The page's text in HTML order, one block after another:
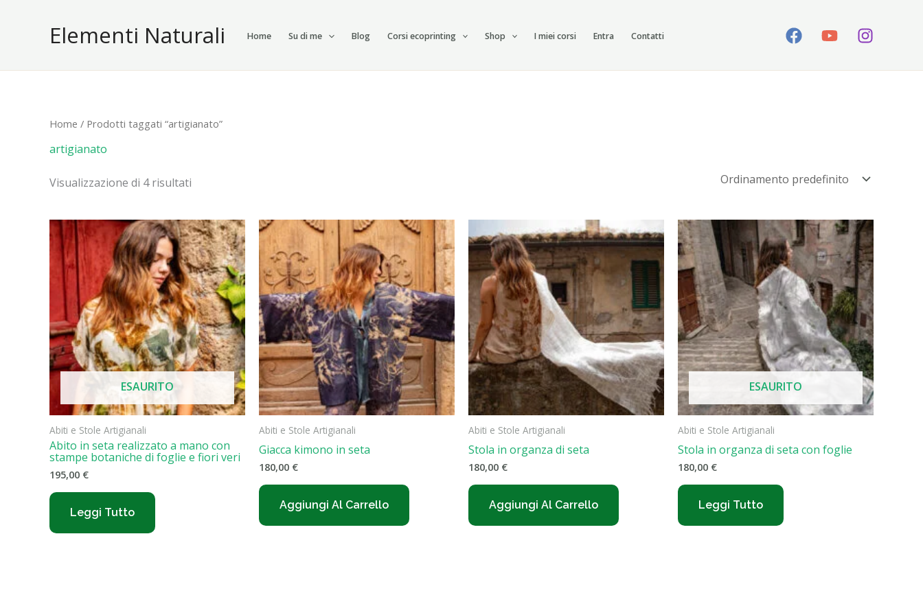
Elementi Naturali Home Su di me Blog Corsi ecoprinting Shop I miei corsi Entra Contatti
Home / Prodotti taggati “artigianato”
artigianato
Visualizzazione di 4 risultati
ESAURITO
Abiti e Stole Artigianali
Abito in seta realizzato a mano con
stampe botaniche di foglie e fiori veri
195,00 €
Leggi Tutto
Abiti e Stole Artigianali
Giacca kimono in seta
180,00 €
Aggiungi Al Carrello
Abiti e Stole Artigianali
Stola in organza di seta
180,00 €
Aggiungi Al Carrello
ESAURITO
Abiti e Stole Artigianali
Stola in organza di seta con foglie
180,00 €
Leggi Tutto